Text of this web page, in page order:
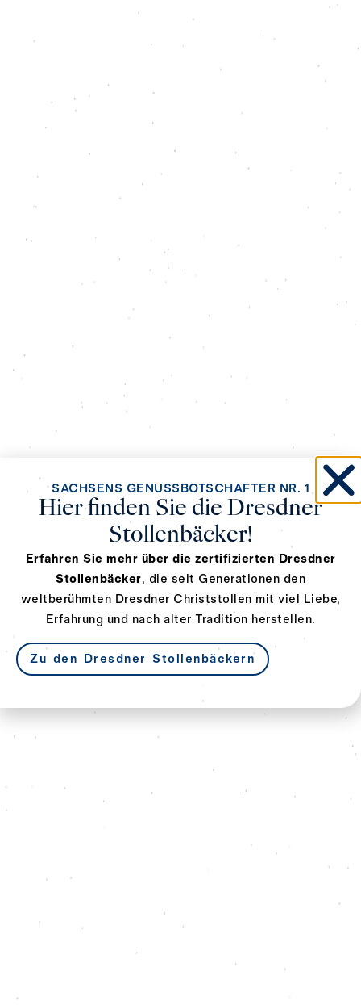
SACHSENS GENUSSBOTSCHAFTER NR. 1
Hier finden Sie die Dresdner
Stollenbäcker!
Erfahren Sie mehr über die zertifizierten Dresdner
Stollenbäcker, die seit Generationen den
weltberühmten Dresdner Christstollen mit viel Liebe,
Erfahrung und nach alter Tradition herstellen.
Zu den Dresdner Stollenbäckern